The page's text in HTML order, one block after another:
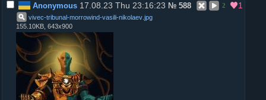
Anonymous17.08.23 Thu 23:16:23 № 588 2 1
vivec-tribunal-morrowind-vasili-nikolaev jpg
155.10KB, 643x900